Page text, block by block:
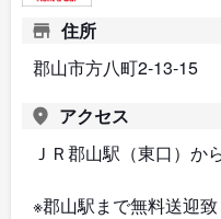
住所
郡山市方八町2-13-15
アクセス
ＪＲ郡山駅（東口）か
※郡山駅まで無料送迎致